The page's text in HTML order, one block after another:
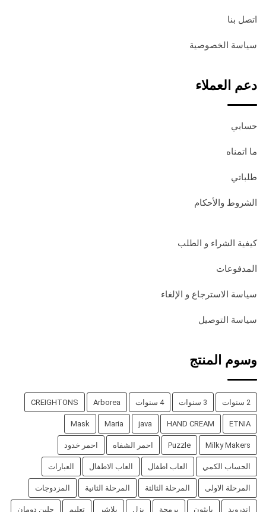
اتصل بنا
سياسة الخصوصية
دعم العملاء
حسابي
ما اتمناه
طلباتي
الشروط والأحكام
كيفية الشراء و الطلب
المدفوعات
سياسة الاسترجاع و الإلغاء
سياسة التوصيل
وسوم المنتج
2 سنوات 3 سنوات 4 سنوات Arborea
CREIGHTONS
ETNIA
HAND CREAM
java
Maria
Mask
Milky Makers
Puzzle احمر الشفاه احمر خدود
الحساب الكمي العاب اطفال العاب الاطفال العبارات
المرحلة الاولى المرحلة الثالثة المرحلة الثانية المزدوجات
اندرويد بايثون برمجة بزل بلاشر تعليم جلين دومان